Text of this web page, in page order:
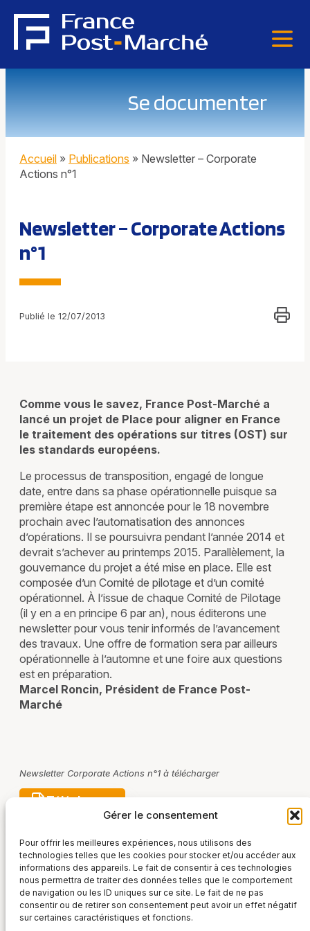
Gérer le consentement
Pour offrir les meilleures expériences, nous utilisons des
technologies telles que les cookies pour stocker et/ou accéder aux
informations des appareils. Le fait de consentir à ces technologies
nous permettra de traiter des données telles que le comportement
de navigation ou les ID uniques sur ce site. Le fait de ne pas
consentir ou de retirer son consentement peut avoir un effet négatif
sur certaines caractéristiques et fonctions.
Se documenter
Accueil » Publications » Newsletter – Corporate
Actions n°1
Newsletter – Corporate Actions
n°1
Publié le 12/07/2013
Comme vous le savez, France Post-Marché a
lancé un projet de Place pour aligner en France
le traitement des opérations sur titres (OST) sur
les standards européens.
Le processus de transposition, engagé de longue
date, entre dans sa phase opérationnelle puisque sa
première étape est annoncée pour le 18 novembre
prochain avec l’automatisation des annonces
d’opérations. Il se poursuivra pendant l’année 2014 et
devrait s’achever au printemps 2015. Parallèlement, la
gouvernance du projet a été mise en place. Elle est
composée d’un Comité de pilotage et d’un comité
opérationnel. À l’issue de chaque Comité de Pilotage
(il y en a en principe 6 par an), nous éditerons une
newsletter pour vous tenir informés de l’avancement
des travaux. Une offre de formation sera par ailleurs
opérationnelle à l’automne et une foire aux questions
est en préparation.
Marcel Roncin, Président de France Post-
Marché
Newsletter Corporate Actions n°1 à télécharger
Télécharger